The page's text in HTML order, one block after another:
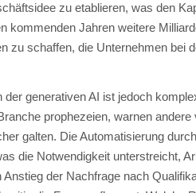
zu etablieren, was den
kommenden Jahren weitere
zu schaffen, die Unternehmen bei
generativen AI ist jedoch
prophezeien, warnen
galten. Die Automatisierung
die Notwendigkeit unterstreicht,
Anstieg der Nachfrage nach